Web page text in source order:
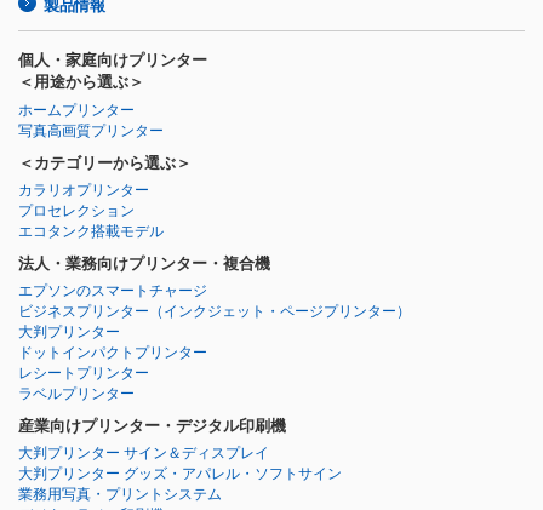
製品情報
個人・家庭向けプリンター
＜用途から選ぶ＞
ホームプリンター
写真高画質プリンター
＜カテゴリーから選ぶ＞
カラリオプリンター
プロセレクション
エコタンク搭載モデル
法人・業務向けプリンター・複合機
エプソンのスマートチャージ
ビジネスプリンター （インクジェット・ページプリンター）
大判プリンター
ドットインパクトプリンター
レシートプリンター
ラベルプリンター
産業向けプリンター・デジタル印刷機
大判プリンター サイン＆ディスプレイ
大判プリンター グッズ・アパレル・ソフトサイン
業務用写真・プリントシステム